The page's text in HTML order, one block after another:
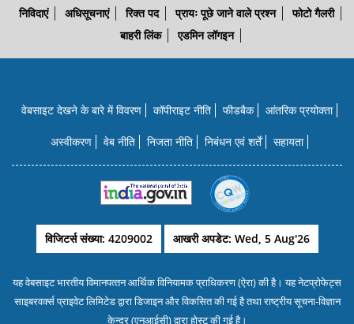
निविदाएं अधिसूचनाएं रिक्त पद प्रायः पूछे जाने वाले प्रश्न
फोटो गैलरी
बाहरी लिंक
एडमिन लॉगइन
वेबसाइट देखने के बारे में विवरण कॉपीराइट नीति फीडबैक आंतरिक प्रयोक्‍ता
अस्वीकरण वेब नीति निजता नीति निबंधन एवं शर्तें सहायता
विजिटर्स संख्या: 4209002 आखरी अपडेट: Wed, 5 Aug'26
यह वेबसाइट भारतीय विमानपत्‍तन आर्थिक विनियामक प्राधिकरण (ऐरा) की है। यह नेटप्रोफेट्स
साइबरवर्क्‍स प्राइवेट लिमिटेड द्वारा डिजाइन और विकसित की गई है तथा राष्‍ट्रीय सूचना-विज्ञान
केन्‍द्र (एनआईसी) द्वारा होस्‍ट की गई है।